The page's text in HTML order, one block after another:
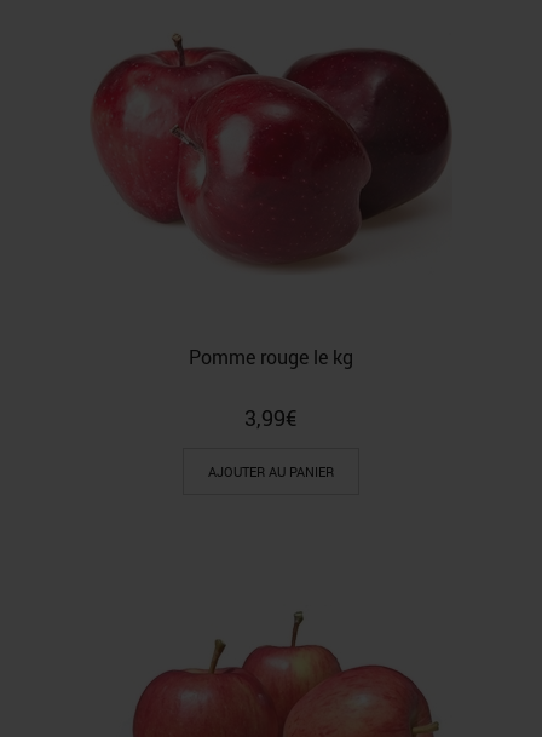
Pomme rouge le kg
3,99€
AJOUTER AU PANIER